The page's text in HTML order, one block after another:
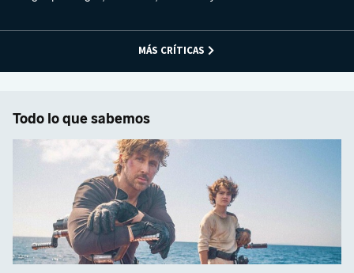
MÁS CRÍTICAS
Todo lo que sabemos